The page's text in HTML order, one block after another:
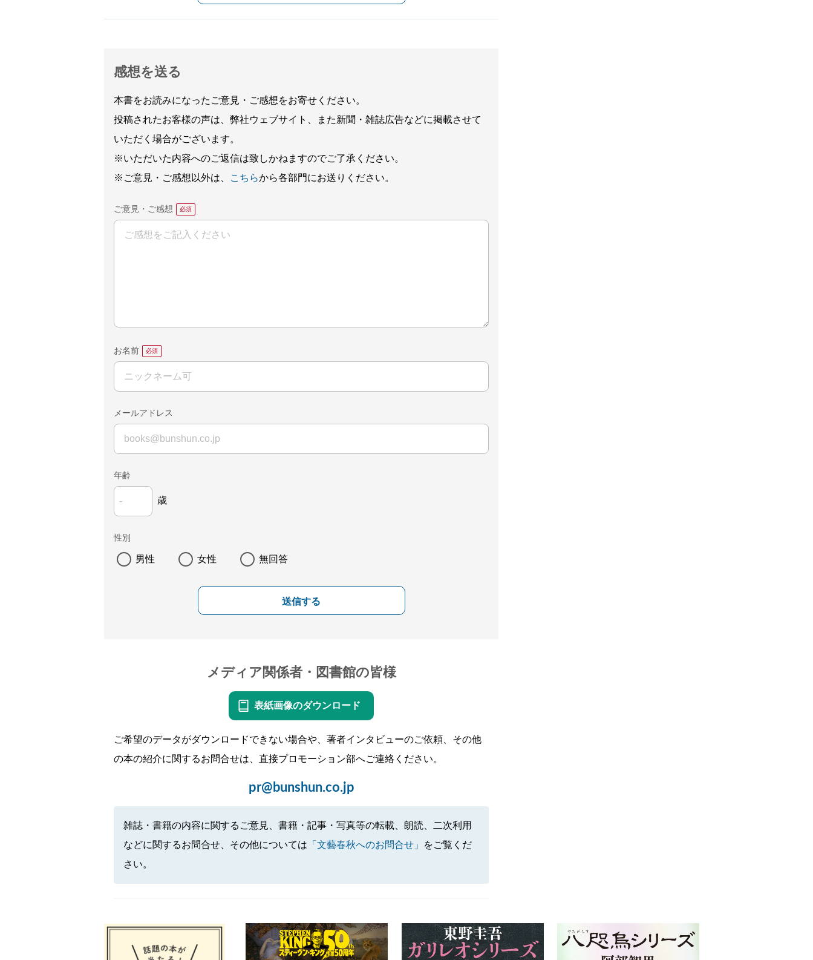
感想を送る
本書をお読みになったご意見・ご感想をお寄せください。
投稿されたお客様の声は、弊社ウェブサイト、また新聞・雑誌広告などに掲載させて
いただく場合がございます。
※いただいた内容へのご返信は致しかねますのでご了承ください。
※ご意見・ご感想以外は、
こちらから各部門にお送りください。
ご意見・ご感想
お名前
メールアドレス
年齢
歳
性別
男性 女性 無回答
送信する
メディア関係者・図書館の皆様
表紙画像のダウンロード
ご希望のデータがダウンロードできない場合や、著者インタビューのご依頼、その他
の本の紹介に関するお問合せは、直接プロモーション部へご連絡ください。
pr@bunshun.co.jp
雑誌・書籍の内容に関するご意見、書籍・記事・写真等の転載、朗読、二次利用
などに関するお問合せ、その他については 「文藝春秋へのお問合せ」
をご覧くだ
さい。